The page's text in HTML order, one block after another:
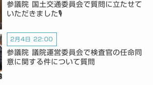
参議院 国土交通委員会で質問に立たせて
いただきました🎙️
2月4日 22:00
参議院 議院運営委員会で検査官の任命同
意に関する件について質問